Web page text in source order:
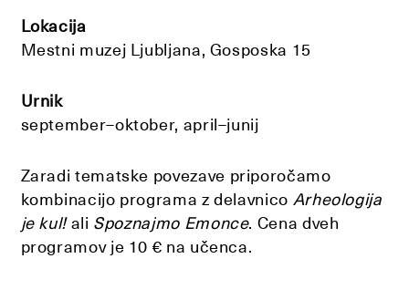
Lokacija
Mestni muzej Ljubljana, Gosposka 15
Urnik
september–oktober, april–junij
Zaradi tematske povezave priporočamo
kombinacijo programa z delavnico Arheologija
je kul!ali Spoznajmo Emonce. Cena dveh
programov je 10 € na učenca.